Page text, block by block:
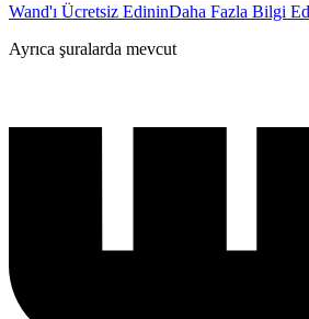
Wand'ı Ücretsiz EdininDaha Fazla Bilgi
Ayrıca şuralarda mevcut